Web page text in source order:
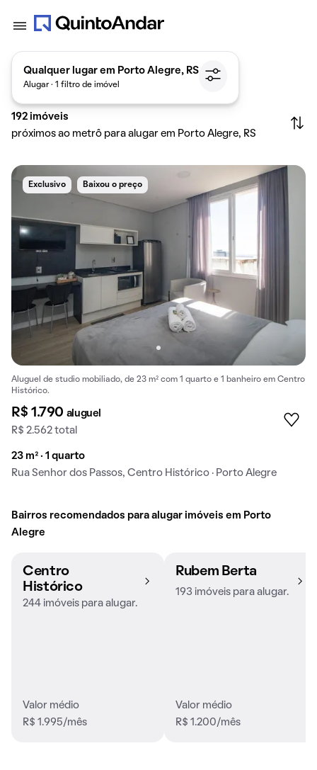
Qualquer lugar em Porto Alegre, RS
Alugar · 1 filtro de imóvel
192 imóveis
próximos ao metrô para alugar em Porto Alegre, RS
Exclusivo Baixou o preço
Aluguel de studio mobiliado, de 23 m² com 1 quarto e 1 banheiro em Centro
Histórico.
R$ 1.790 aluguel
R$ 2.562 total
23 m² · 1 quarto
Rua Senhor dos Passos, Centro Histórico · Porto Alegre
Bairros recomendados para alugar imóveis em Porto
Alegre
Centro
Histórico
244 imóveis para alugar.
Valor médio
R$ 1.995/mês
Rubem Berta
193 imóveis para alugar.
Valor médio
R$ 1.200/mês